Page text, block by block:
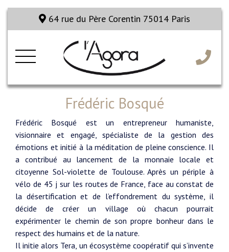
64 rue du Père Corentin 75014 Paris
Frédéric Bosqué
Frédéric Bosqué est un entrepreneur humaniste,
visionnaire et engagé, spécialiste de la gestion des
émotions et initié à la méditation de pleine conscience. Il
a contribué au lancement de la monnaie locale et
citoyenne Sol-violette de Toulouse. Après un périple à
vélo de 45 j sur les routes de France, face au constat de
la désertification et de l’effondrement du système, il
décide de créer un village où chacun pourrait
expérimenter le chemin de son propre bonheur dans le
respect des humains et de la nature.
Il initie alors Tera, un écosystème coopératif qui s’invente